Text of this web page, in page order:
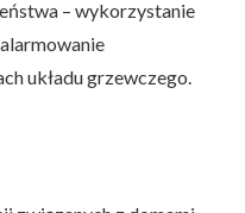
– wykorzystanie
układu grzewczego.